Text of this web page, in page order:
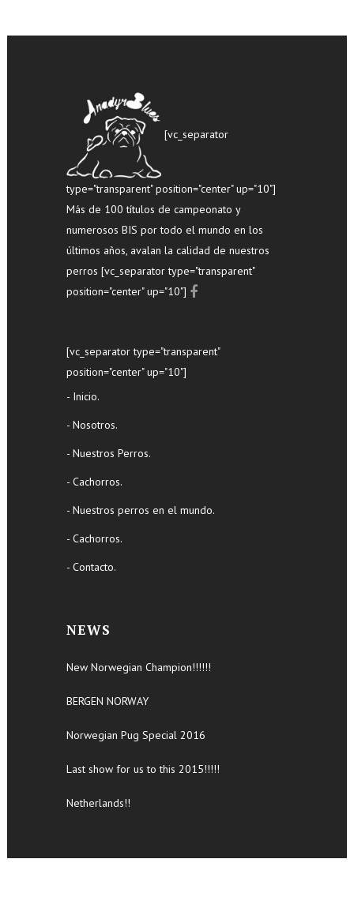
[vc_separator
type="transparent" position="center" up="10"]
Más de 100 títulos de campeonato y
numerosos BIS por todo el mundo en los
últimos años, avalan la calidad de nuestros
perros [vc_separator type="transparent"
position="center" up="10"]
[vc_separator type="transparent"
position="center" up="10"]
- Inicio.
- Nosotros.
- Nuestros Perros.
- Cachorros.
- Nuestros perros en el mundo.
- Cachorros.
- Contacto.
NEWS
New Norwegian Champion!!!!!!
BERGEN NORWAY
Norwegian Pug Special 2016
Last show for us to this 2015!!!!!
Netherlands!!